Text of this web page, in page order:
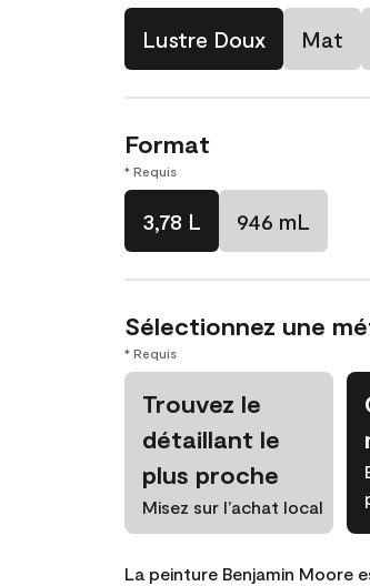
Lustre Doux Mat
Format
* Requis
3,78 L 946 mL
Sélectionnez une
* Requis
Trouvez le
détaillant le
plus proche
Misez sur l’achat local
La peinture Benjamin Moore